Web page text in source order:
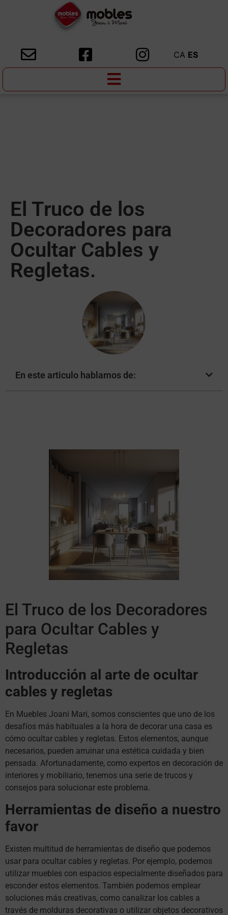
CA ES
El Truco de los
Decoradores para
Ocultar Cables y
Regletas.
En este articulo hablamos de:
El Truco de los Decoradores
para Ocultar Cables y
Regletas
Introducción al arte de ocultar
cables y regletas
En Muebles Joani Mari, somos conscientes que uno de los
desafíos más habituales a la hora de decorar una casa es
cómo ocultar cables y regletas. Estos elementos, aunque
necesarios, pueden arruinar una estética cuidada y bien
pensada. Afortunadamente, como expertos en decoración de
interiores y mobiliario, tenemos una serie de trucos y
consejos para solucionar este problema.
Herramientas de diseño a nuestro
favor
Existen multitud de herramientas de diseño que podemos
usar para ocultar cables y regletas. Por ejemplo, podemos
utilizar muebles con espacios especialmente diseñados para
esconder estos elementos. También podemos emplear
soluciones más creativas, como canalizar los cables a
través de molduras decorativas o utilizar objetos decorativos